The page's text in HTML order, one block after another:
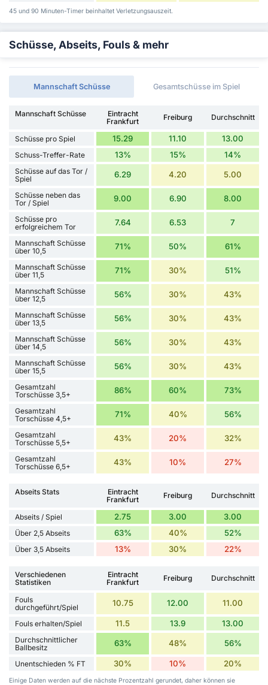
45 und 90 Minuten-Timer beinhaltet Verletzungsauszeit.
Schüsse, Abseits, Fouls & mehr
Mannschaft Schüsse Gesamtschüsse im Spiel
Mannschaft Schüsse
Eintracht
Frankfurt
Freiburg Durchschnitt
Schüsse pro Spiel 15.29 11.10 13.00
Schuss-Treffer-Rate 13% 15% 14%
Schüsse auf das Tor /
Spiel
6.29 4.20 5.00
Schüsse neben das
Tor / Spiel
9.00 6.90 8.00
Schüsse pro
erfolgreichem Tor
7.64 6.53 7
Mannschaft Schüsse
über 10,5
71% 50% 61%
Mannschaft Schüsse
über 11,5
71% 30% 51%
Mannschaft Schüsse
über 12,5
56% 30% 43%
Mannschaft Schüsse
über 13,5
56% 30% 43%
Mannschaft Schüsse
über 14,5
56% 30% 43%
Mannschaft Schüsse
über 15,5
56% 30% 43%
Gesamtzahl
Torschüsse 3,5+
86% 60% 73%
Gesamtzahl
Torschüsse 4,5+
71% 40% 56%
Gesamtzahl
Torschüsse 5,5+
43% 20% 32%
Gesamtzahl
Torschüsse 6,5+
43% 10% 27%
Abseits Stats
Eintracht
Frankfurt
Freiburg Durchschnitt
Abseits / Spiel 2.75 3.00 3.00
Über 2,5 Abseits 63% 40% 52%
Über 3,5 Abseits 13% 30% 22%
Verschiedenen
Statistiken
Eintracht
Frankfurt
Freiburg Durchschnitt
Fouls
durchgeführt/Spiel
10.75 12.00 11.00
Fouls erhalten/Spiel 11.5 13.9 13.00
Durchschnittlicher
Ballbesitz
63% 48% 56%
Unentschieden % FT 30% 10% 20%
Einige Daten werden auf die nächste Prozentzahl gerundet, daher können sie